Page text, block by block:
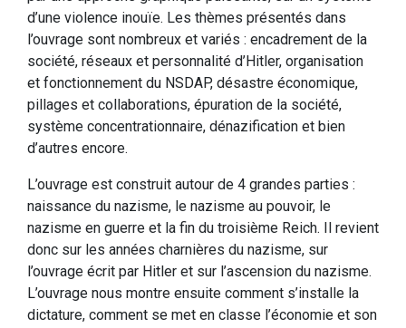
d’une violence inouïe. Les thèmes présentés dans
l’ouvrage sont nombreux et variés : encadrement de la
société, réseaux et personnalité d’Hitler, organisation
et fonctionnement du NSDAP, désastre économique,
pillages et collaborations, épuration de la société,
système concentrationnaire, dénazification et bien
d’autres encore.
L’ouvrage est construit autour de 4 grandes parties :
naissance du nazisme, le nazisme au pouvoir, le
nazisme en guerre et la fin du troisième Reich. Il revient
donc sur les années charnières du nazisme, sur
l’ouvrage écrit par Hitler et sur l’ascension du nazisme.
L’ouvrage nous montre ensuite comment s’installe la
dictature, comment se met en classe l’économie et son